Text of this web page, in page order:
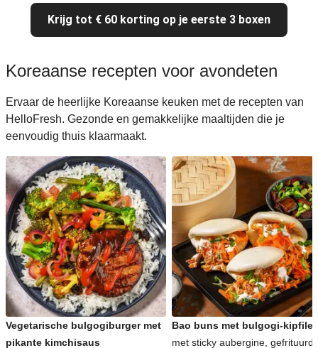
Krijg tot € 60 korting op je eerste 3 boxen
Koreaanse recepten voor avondeten
Ervaar de heerlijke Koreaanse keuken met de recepten van
HelloFresh. Gezonde en gemakkelijke maaltijden die je
eenvoudig thuis klaarmaakt.
Vegetarische bulgogiburger met
pikante kimchisaus
Bao buns met bulgogi-kipfilet
met sticky aubergine,